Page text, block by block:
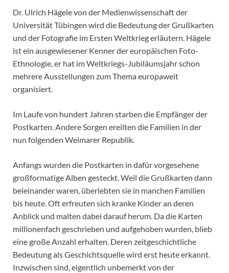
Dr. Ulrich Hägele von der Medienwissenschaft der
Universität Tübingen wird die Bedeutung der Grußkarten
und der Fotografie im Ersten Weltkrieg erläutern. Hägele
ist ein ausgewiesener Kenner der europäischen Foto-
Ethnologie, er hat im Weltkriegs-Jubiläumsjahr schon
mehrere Ausstellungen zum Thema europaweit
organisiert.
Im Laufe von hundert Jahren starben die Empfänger der
Postkarten. Andere Sorgen ereilten die Familien in der
nun folgenden Weimarer Republik.
Anfangs wurden die Postkarten in dafür vorgesehene
großformatige Alben gesteckt. Weil die Grußkarten dann
beieinander waren, überlebten sie in manchen Familien
bis heute. Oft erfreuten sich kranke Kinder an deren
Anblick und malten dabei darauf herum. Da die Karten
millionenfach geschrieben und aufgehoben wurden, blieb
eine große Anzahl erhalten. Deren zeitgeschichtliche
Bedeutung als Geschichtsquelle wird erst heute erkannt.
Inzwischen sind, eigentlich unbemerkt von der